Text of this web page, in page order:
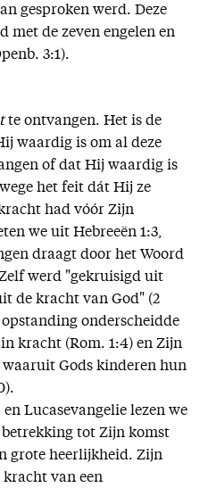
gesproken werd. Deze
de zeven engelen en
3:1).
te ontvangen. Het is de
waardig is om al deze
of dat Hij waardig is
het feit dát Hij ze
had vóór Zijn
we uit Hebreeën 1:3,
draagt door het Woord
werd "gekruisigd uit
de kracht van God" (2
onderscheidde
kracht (Rom. 1:4) en Zijn
Gods kinderen hun
Lucasevangelie lezen we
tot Zijn komst
grote heerlijkheid. Zijn
kracht van een